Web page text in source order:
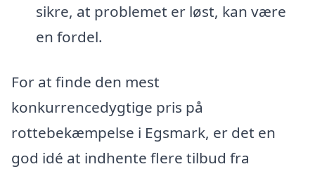
sikre, at problemet er løst, kan være
en fordel.
For at finde den mest
konkurrencedygtige pris på
rottebekæmpelse i Egsmark, er det en
god idé at indhente flere tilbud fra